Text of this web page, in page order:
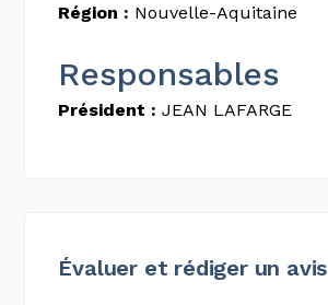
Région : Nouvelle-Aquitaine
Responsables
Président : JEAN LAFARGE
Évaluer et rédiger un avis